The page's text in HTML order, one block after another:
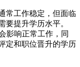
常工作稳定，但面临
要提升学历水平。
影响正常工作，同
定和职位晋升的学历